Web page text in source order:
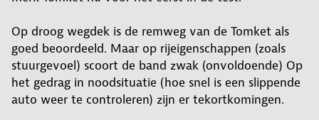
Op droog wegdek is de remweg van de Tomket als
goed beoordeeld. Maar op rijeigenschappen (zoals
stuurgevoel) scoort de band zwak (onvoldoende) Op
het gedrag in noodsituatie (hoe snel is een slippende
auto weer te controleren) zijn er tekortkomingen.